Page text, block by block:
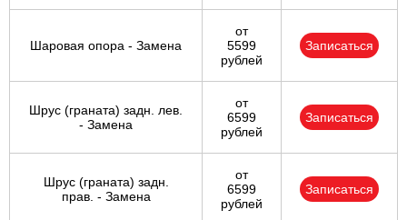
Шаровая опора - Замена
от
5599
рублей
Записаться
Шрус (граната) задн. лев.
- Замена
от
6599
рублей
Записаться
Шрус (граната) задн.
прав. - Замена
от
6599
рублей
Записаться